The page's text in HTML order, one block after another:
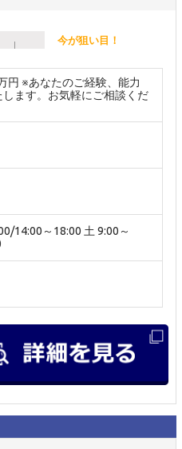
今が狙い目！
円 ※あなたのご経験、能力
ます。お気軽にご相談くだ
14:00～18:00 土 9:00～